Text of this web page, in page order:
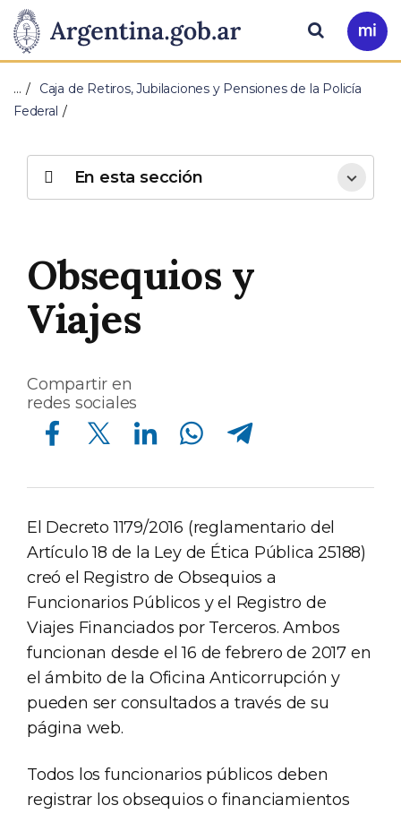
Presidencia
de
la
Nación
Pasar al contenido principal
Ir
a
Buscar
…
Caja de Retiros, Jubilaciones y Pensiones de la Policía
Federal
Obsequios y
Viajes
Compartir en
redes sociales
Compartir en Facebook Compartir en Twitter Compartir en Linkedin Compartir en Whatsapp Compartir en Telegram
El Decreto 1179/2016 (reglamentario del
Artículo 18 de la Ley de Ética Pública 25188)
creó el Registro de Obsequios a
Funcionarios Públicos y el Registro de
Viajes Financiados por Terceros. Ambos
funcionan desde el 16 de febrero de 2017 en
el ámbito de la Oficina Anticorrupción y
pueden ser consultados a través de su
página web.
Todos los funcionarios públicos deben
registrar los obsequios o financiamientos
En esta sección